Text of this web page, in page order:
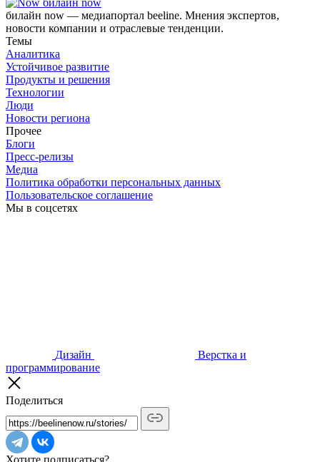
билайн now — медиапортал beeline. Мнения экспертов,
новости компании и отраслевые тенденции.
Темы
Аналитика
Устойчивое развитие
Продукты и решения
Технологии
Люди
Новости региона
Прочее
Блоги
Пресс-релизы
Медиа
Политика обработки персональных данных
Пользовательское соглашение
Мы в соцсетях
Дизайн
Верстка и
программирование
Поделиться
Хотите подписаться?